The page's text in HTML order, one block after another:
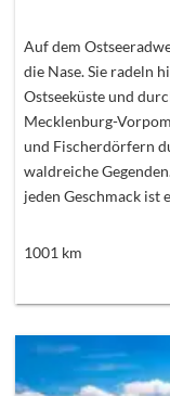
Auf dem
die Nase. Sie radeln
Ostseeküste und
Mecklenburg-
und Fischerdörfern
waldreiche
jeden Geschmack ist
1001 km